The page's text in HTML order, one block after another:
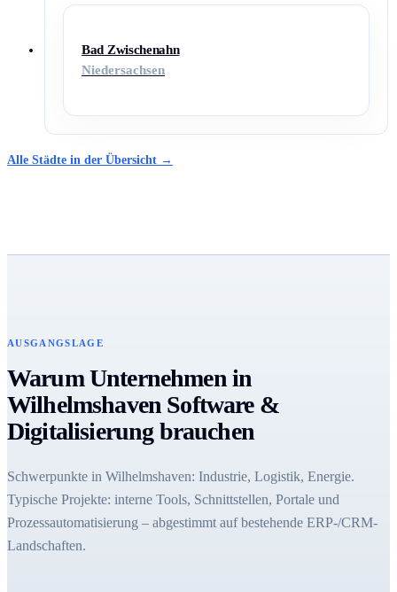
Bad Zwischenahn
Niedersachsen
Alle Städte in der Übersicht →
AUSGANGSLAGE
Warum Unternehmen in
Wilhelmshaven Software &
Digitalisierung brauchen
Schwerpunkte in Wilhelmshaven: Industrie, Logistik, Energie.
Typische Projekte: interne Tools, Schnittstellen, Portale und
Prozessautomatisierung – abgestimmt auf bestehende ERP-/CRM-
Landschaften.